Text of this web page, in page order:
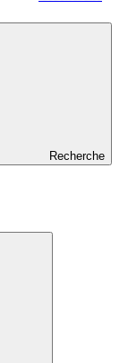
Recherche